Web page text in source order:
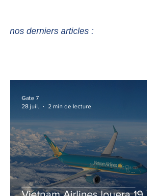
nos derniers articles :
Gate 7
28 juil.
2 min de lecture